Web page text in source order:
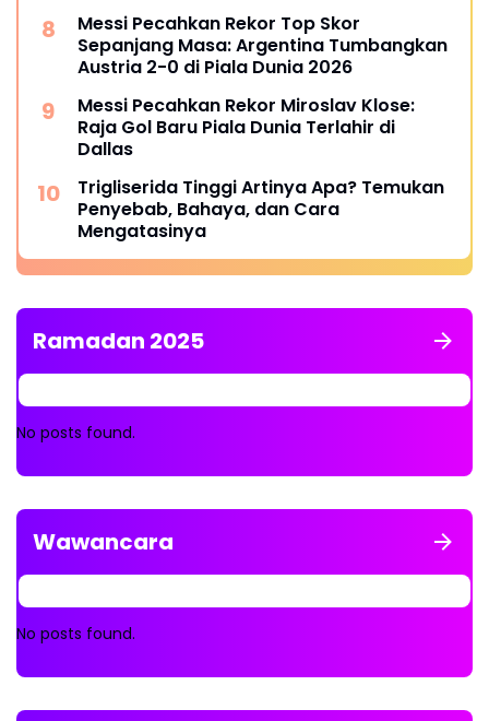
Messi Pecahkan Rekor Top Skor
Sepanjang Masa: Argentina Tumbangkan
Austria 2-0 di Piala Dunia 2026
Messi Pecahkan Rekor Miroslav Klose:
Raja Gol Baru Piala Dunia Terlahir di
Dallas
Trigliserida Tinggi Artinya Apa? Temukan
Penyebab, Bahaya, dan Cara
Mengatasinya
Ramadan 2025
No posts found.
Wawancara
No posts found.